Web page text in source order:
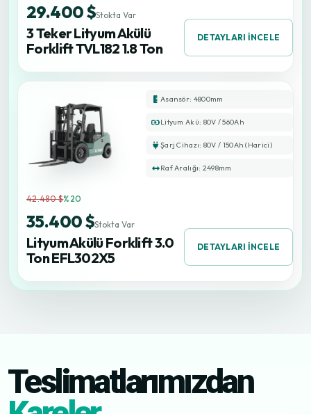
3 Teker Lityum Akülü
Forklift TVL182 1.8 Ton
29.400 $Stokta Var
DETAYLARI İNCELE
Lityum Akülü Forklift 3.0
Ton EFL302X5
42.480 $%20
35.400 $Stokta Var
DETAYLARI İNCELE
Asansör: 4800mm
Lityum Akü: 80V / 560Ah
Şarj Cihazı: 80V / 150Ah (Harici)
Raf Aralığı: 2498mm
Teslimatlarımızdan